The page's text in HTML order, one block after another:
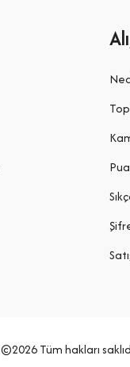
©2026 Tüm hakları